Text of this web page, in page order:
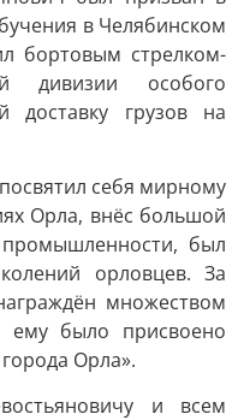
в Челябинском
бортовым стрелком-
дивизии особого
доставку грузов на
себя мирному
Орла, внёс большой
промышленности, был
орловцев. За
множеством
было присвоено
Орла».
и всем